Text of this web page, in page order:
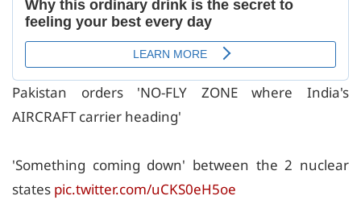
Pakistan orders 'NO-FLY ZONE where India's
AIRCRAFT carrier heading'
'Something coming down' between the 2 nuclear
states pic.twitter.com/uCKS0eH5oe